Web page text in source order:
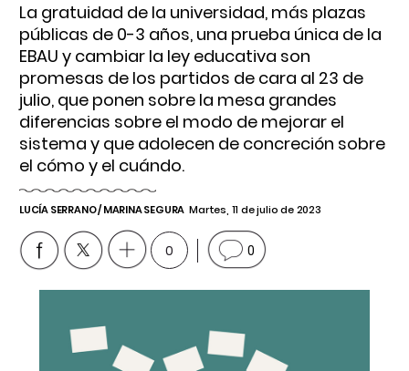
La gratuidad de la universidad, más plazas
públicas de 0-3 años, una prueba única de la
EBAU y cambiar la ley educativa son
promesas de los partidos de cara al 23 de
julio, que ponen sobre la mesa grandes
diferencias sobre el modo de mejorar el
sistema y que adolecen de concreción sobre
el cómo y el cuándo.
LUCÍA SERRANO / MARINA SEGURA Martes, 11 de julio de 2023
0 0